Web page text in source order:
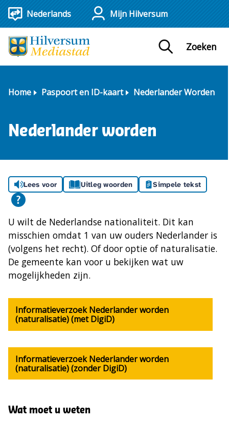
Mijn Hilversum
Zoeken
Home Paspoort en ID-kaart Nederlander Worden
Nederlander worden
Lees voor Uitleg woorden Simpele tekst
U wilt de Nederlandse nationaliteit. Dit kan
misschien omdat 1 van uw ouders Nederlander is
(volgens het recht). Of door optie of naturalisatie.
De gemeente kan voor u bekijken wat uw
mogelijkheden zijn.
Informatieverzoek Nederlander worden
(naturalisatie) (met DigiD)
Informatieverzoek Nederlander worden
(naturalisatie) (zonder DigiD)
Wat moet u weten